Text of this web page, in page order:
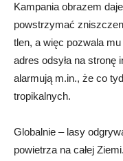
Kampania obrazem
powstrzymać
tlen, a więc pozwala
adres odsyła na stronę
alarmują m.in., że co
tropikalnych.
Globalnie – lasy
powietrza na całej